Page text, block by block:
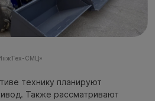
СМЦ»
технику планируют
Также рассматривают